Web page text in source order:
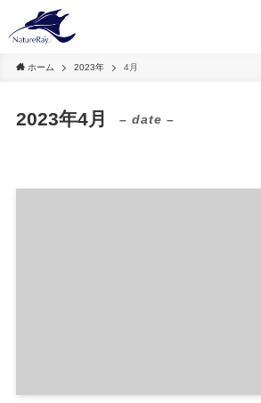
ホーム 2023年 4月
2023年4月 – date –